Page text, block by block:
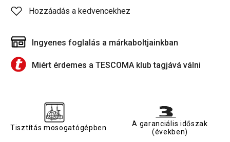
Hozzáadás a kedvencekhez
Ingyenes foglalás a márkaboltjainkban
Miért érdemes a TESCOMA klub tagjává válni
Tisztítás mosogatógépben
A garanciális időszak
(években)